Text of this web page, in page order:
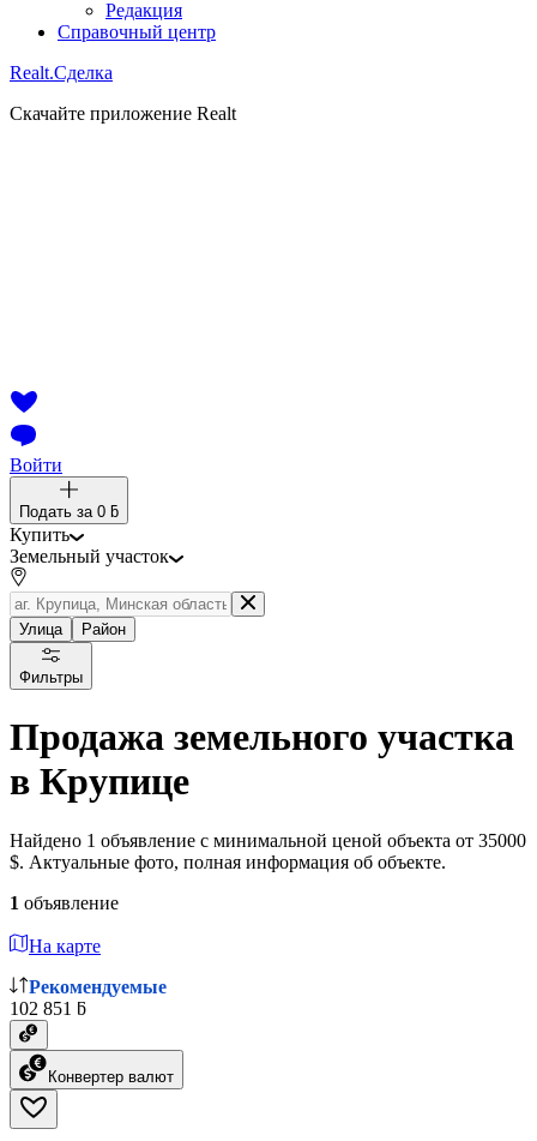
Редакция
Справочный центр
Realt.Сделка
Скачайте приложение Realt
Войти
Подать за 0 ƃ
Купить
Земельный участок
Улица Район
Фильтры
Продажа земельного участка
в Крупице
Найдено 1 объявление с минимальной ценой объекта от 35000
$. Актуальные фото, полная информация об объекте.
1 объявление
На карте
Рекомендуемые
102 851 ƃ
Конвертер валют